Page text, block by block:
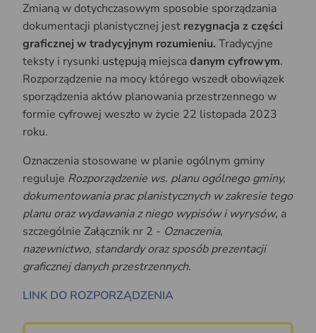
Zmianą w dotychczasowym sposobie sporządzania
dokumentacji planistycznej jest rezygnacja z części
graficznej w tradycyjnym rozumieniu. Tradycyjne
teksty i rysunki ustępują miejscadanym cyfrowym.
Rozporządzenie na mocy którego wszedł obowiązek
sporządzenia aktów planowania przestrzennego w
formie cyfrowej weszło w życie 22 listopada 2023
roku.
Oznaczenia stosowane w planie ogólnym gminy
reguluje Rozporządzenie ws. planu ogólnego gminy,
dokumentowania prac planistycznych w zakresie tego
planu oraz wydawania z niego wypisów i wyrysów, a
szczególnie Załącznik nr 2 - Oznaczenia,
nazewnictwo, standardy oraz sposób prezentacji
graficznej danych przestrzennych.
LINK DO ROZPORZĄDZENIA